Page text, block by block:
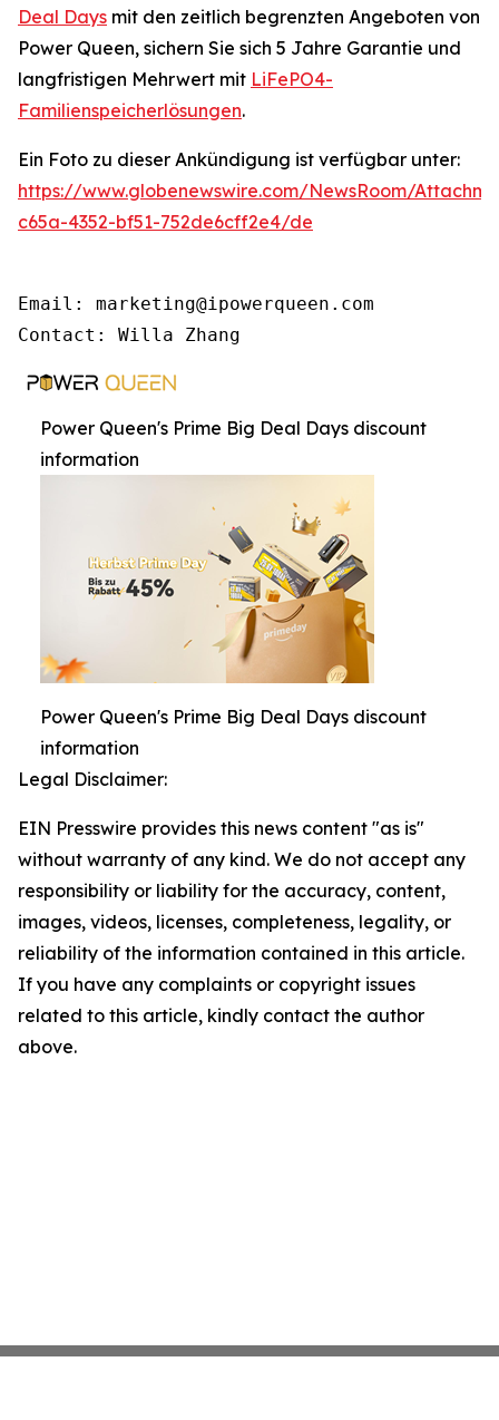
Deal Days mit den zeitlich begrenzten Angeboten von
Power Queen, sichern Sie sich 5 Jahre Garantie und
langfristigen Mehrwert mit LiFePO4-
Familienspeicherlösungen.
Ein Foto zu dieser Ankündigung ist verfügbar unter:
https://www.globenewswire.com/NewsRoom/
c65a-4352-bf51-752de6cff2e4/de
Email: marketing@ipowerqueen.com
Contact: Willa Zhang
Power Queen's Prime Big Deal Days discount
information
Power Queen's Prime Big Deal Days discount
information
Legal Disclaimer:
EIN Presswire provides this news content "as is"
without warranty of any kind. We do not accept any
responsibility or liability for the accuracy, content,
images, videos, licenses, completeness, legality, or
reliability of the information contained in this article.
If you have any complaints or copyright issues
related to this article, kindly contact the author
above.